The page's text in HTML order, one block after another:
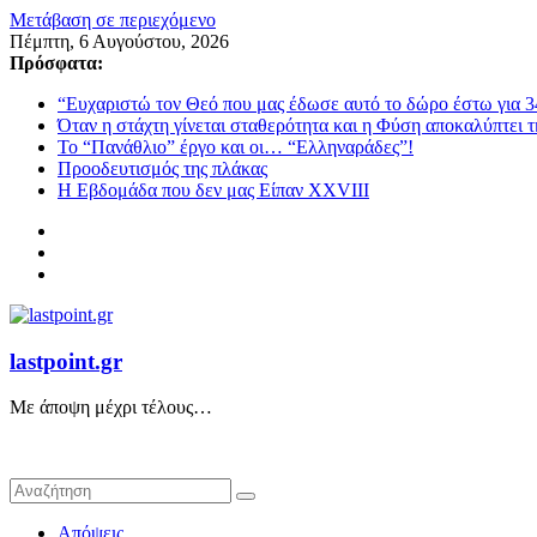
Μετάβαση σε περιεχόμενο
Πέμπτη, 6 Αυγούστου, 2026
Πρόσφατα:
“Ευχαριστώ τον Θεό που μας έδωσε αυτό το δώρο έστω για
Όταν η στάχτη γίνεται σταθερότητα και η Φύση αποκαλύπτει
Το “Πανάθλιο” έργο και οι… “Ελληναράδες”!
Προοδευτισμός της πλάκας
Η Εβδομάδα που δεν μας Είπαν XXVIII
lastpoint.gr
Με άποψη μέχρι τέλους…